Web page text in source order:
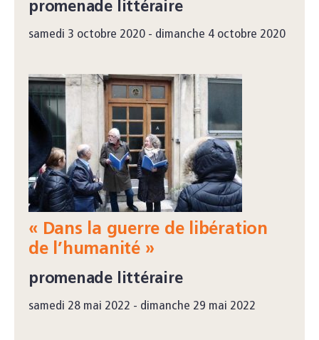
promenade littéraire
samedi 3 octobre 2020 - dimanche 4 octobre 2020
« Dans la guerre de libération
de l’humanité »
promenade littéraire
samedi 28 mai 2022 - dimanche 29 mai 2022